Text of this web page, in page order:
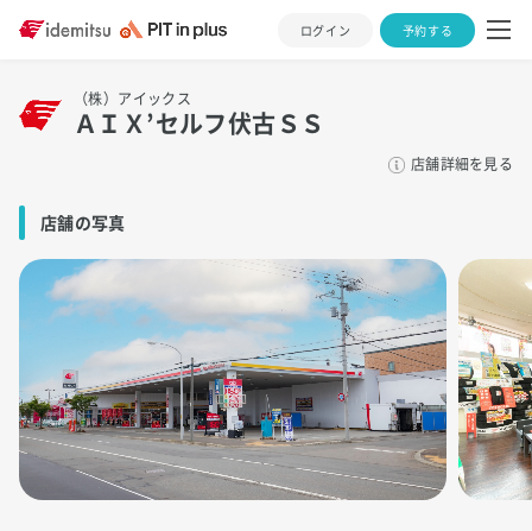
ログイン 予約する
（株）アイックス
ＡＩＸ’セルフ伏古ＳＳ
店舗詳細を見る
店舗の写真